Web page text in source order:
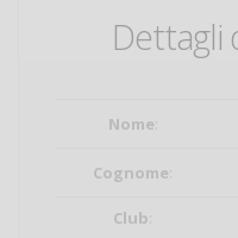
Dettagli
Nome:
Cognome:
Club: